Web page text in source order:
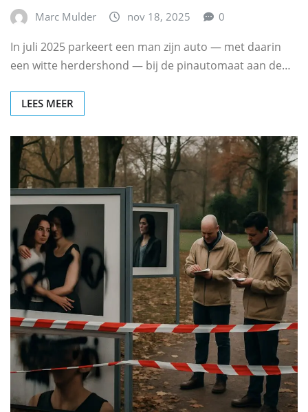
Marc Mulder nov 18, 2025 0
In juli 2025 parkeert een man zijn auto — met daarin
een witte herdershond — bij de pinautomaat aan de…
LEES MEER